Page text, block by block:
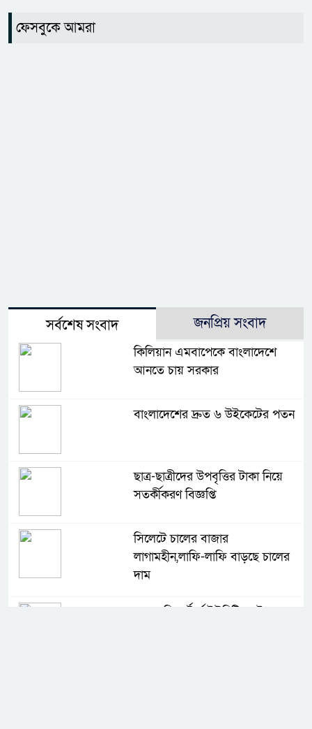
ফেসবুকে আমরা
সর্বশেষ সংবাদ জনপ্রিয় সংবাদ
কিলিয়ান এমবাপেকে বাংলাদেশে
আনতে চায় সরকার
বাংলাদেশের দ্রুত ৬ উইকেটের পতন
ছাত্র-ছাত্রীদের উপবৃত্তির টাকা নিয়ে
সতর্কীকরণ বিজ্ঞপ্তি
সিলেটে চালের বাজার
লাগামহীন,লাফি-লাফি বাড়ছে চালের
দাম
মাগুরা রিপোর্টার্স ইউনিটির দুই বছর